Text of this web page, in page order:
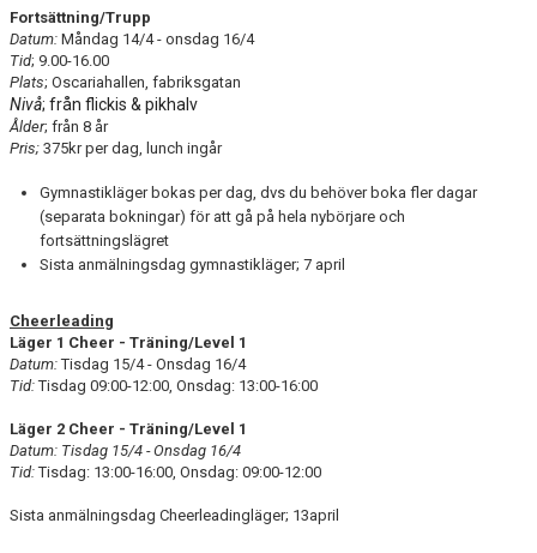
Fortsättning/Trupp
Datum: Måndag 14/4 - onsdag 16/4
Tid; 9.00-16.00
Plats; Oscariahallen, fabriksgatan
Nivå; från flickis & pikhalv
Ålder; från 8 år
Pris; 375kr per dag, lunch ingår
Gymnastikläger bokas per dag, dvs du behöver boka fler dagar
(separata bokningar) för att gå på hela nybörjare och
fortsättningslägret
Sista anmälningsdag gymnastikläger; 7 april
Cheerleading
Läger 1 Cheer - Träning/Level 1
Datum:Tisdag 15/4 - Onsdag 16/4
Tid:Tisdag 09:00-12:00, Onsdag: 13:00-16:00
Läger 2 Cheer - Träning/Level 1
Datum: Tisdag 15/4 - Onsdag 16/4
Tid:Tisdag: 13:00-16:00, Onsdag: 09:00-12:00
Sista anmälningsdag Cheerleadingläger; 13april